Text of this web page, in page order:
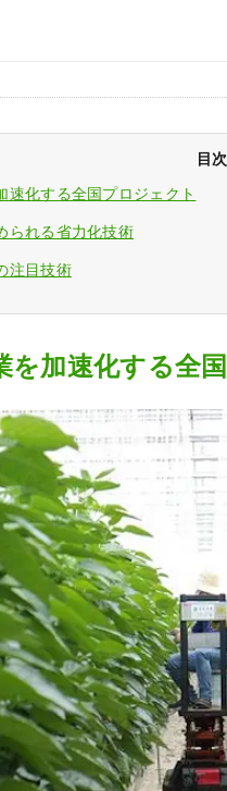
目次
速化する全国プロジェクト
られる省力化技術
注目技術
を加速化する全